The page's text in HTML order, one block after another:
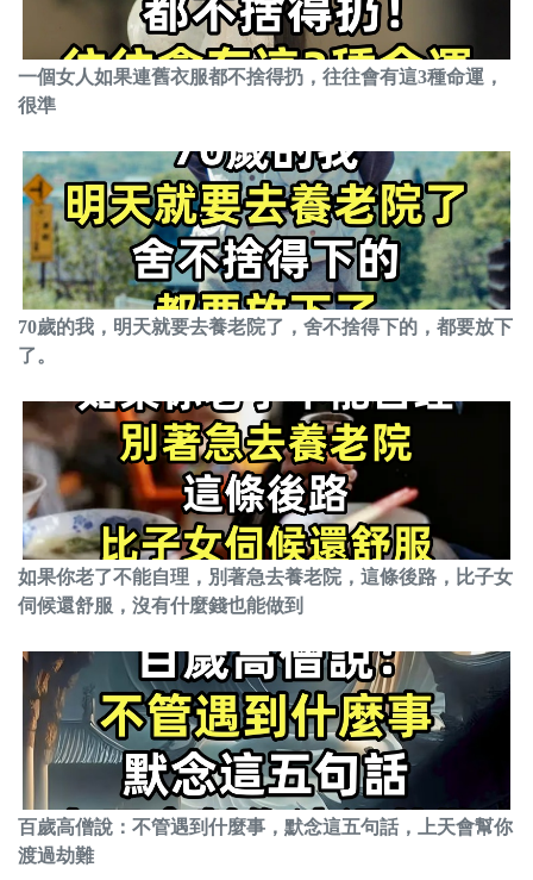
一個女人如果連舊衣服都不捨得扔，往往會有這3種命運，
很準
70歲的我，明天就要去養老院了，舍不捨得下的，都要放下
了。
如果你老了不能自理，別著急去養老院，這條後路，比子女
伺候還舒服，沒有什麼錢也能做到
百歲高僧說：不管遇到什麼事，默念這五句話，上天會幫你
渡過劫難